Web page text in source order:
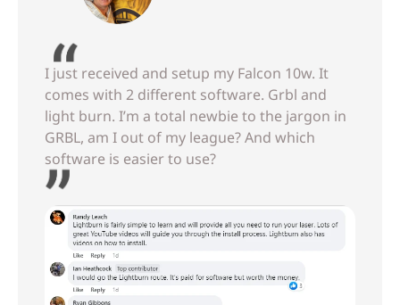
I just received and setup my Falcon 10w. It
comes with 2 different software. Grbl and
light burn. I’m a total newbie to the jargon in
GRBL, am I out of my league? And which
software is easier to use?